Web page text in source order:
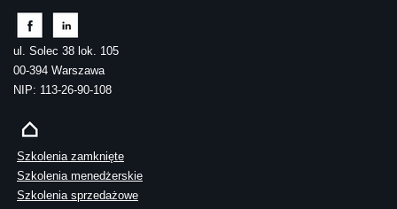
ul. Solec 38 lok. 105
00-394 Warszawa
NIP: 113-26-90-108
Szkolenia zamknięte
Szkolenia menedżerskie
Szkolenia sprzedażowe